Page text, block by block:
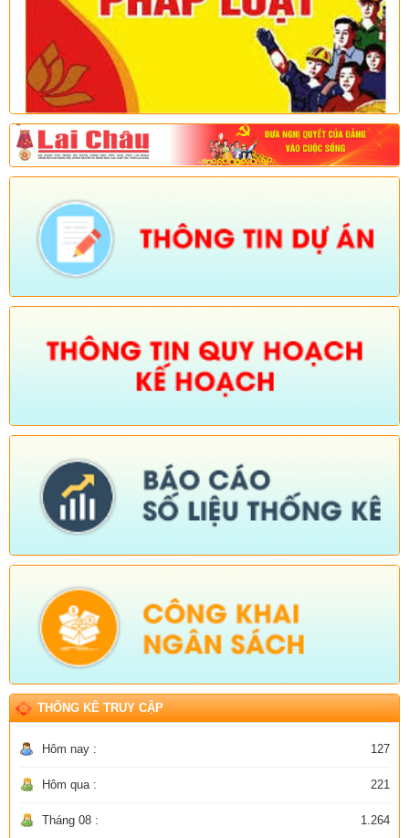
THỐNG KÊ TRUY CẬP
Hôm nay : 127
Hôm qua : 221
Tháng 08 : 1.264